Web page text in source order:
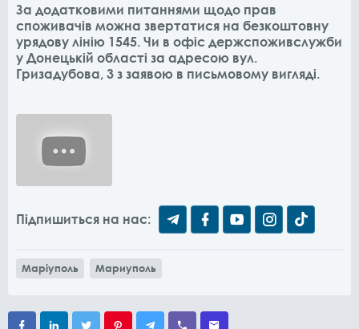
За додатковими питаннями щодо прав
споживачів можна звертатися на безкоштовну
урядову лінію 1545. Чи в офіс держспоживслужби
у Донецькій області за адресою вул.
Гризадубова, 3 з заявою в письмовому вигляді.
Підпишиться на нас:
Маріуполь Мариуполь